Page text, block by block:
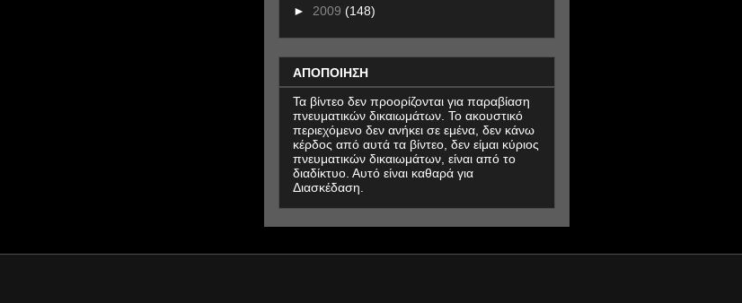
► 2009 (148)
ΑΠΟΠΟΙΗΣΗ
Τα βίντεο δεν προορίζονται για παραβίαση
πνευματικών δικαιωμάτων. Το ακουστικό
περιεχόμενο δεν ανήκει σε εμένα, δεν κάνω
κέρδος από αυτά τα βίντεο, δεν είμαι κύριος
πνευματικών δικαιωμάτων, είναι από το
διαδίκτυο. Αυτό είναι καθαρά για
Διασκέδαση.